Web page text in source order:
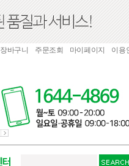
장바구니 주문조회 마이페이지 이용